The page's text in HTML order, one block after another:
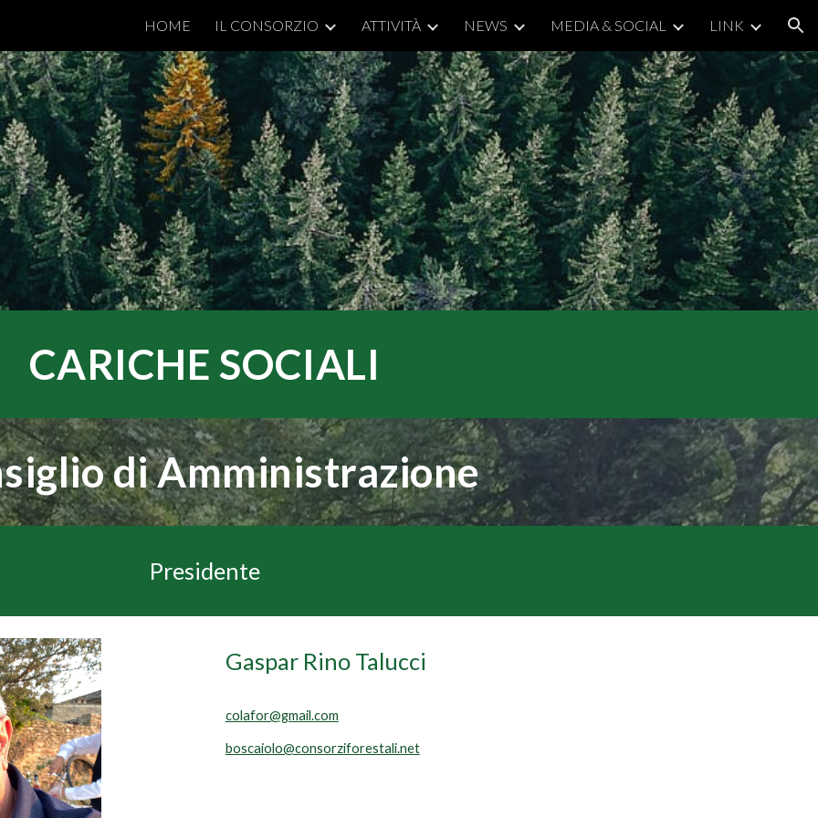
Skip to navigation
HOME IL CONSORZIO ATTIVITÀ NEWS MEDIA & SOCIAL LINK
CARICHE SOCIALI
di Amministrazione
Presidente
Gaspar Rino Talucci
colafor@gmail.com
boscaiolo@consorziforestali.net